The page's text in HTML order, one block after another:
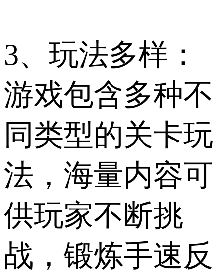
3、玩法多样：
游戏包含多种不
同类型的关卡玩
法，海量内容可
供玩家不断挑
战，锻炼手速反